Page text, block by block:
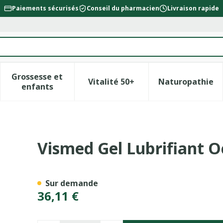
Paiements sécurisés Conseil du pharmacien Livraison rapide
catégorie Beauté, soins et hygiène
sous-menu pour la catégorie Régime, alimentation &
Grossesse et
enfants
Afficher le sous-menu pour la catégorie
Vitalité 50+Afficher le sous-menu pour
Naturopathie
Afficher
0,3% Fl 60 X 0,45ml
Vismed Gel Lubrifiant
36,11 €
Sur demande